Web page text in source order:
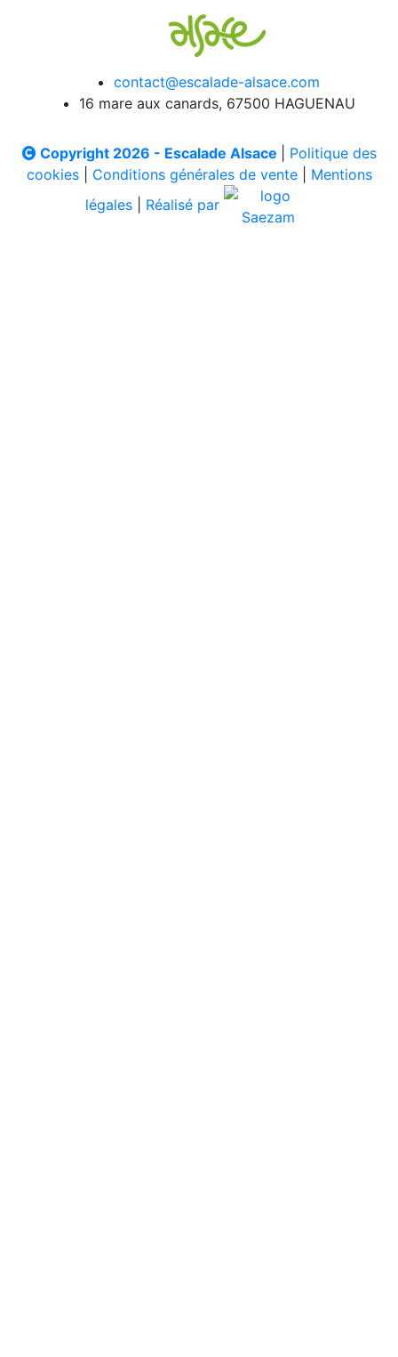
contact@escalade-alsace.com
16 mare aux canards, 67500 HAGUENAU
Copyright 2026 - Escalade Alsace
Politique des
cookies| Conditions générales de vente| Mentions
légales
Réalisé par